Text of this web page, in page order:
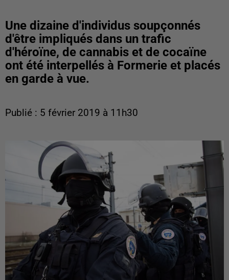
Une dizaine d'individus soupçonnés
d'être impliqués dans un trafic
d'héroïne, de cannabis et de cocaïne
ont été interpellés à Formerie et placés
en garde à vue.
Publié : 5 février 2019 à 11h30